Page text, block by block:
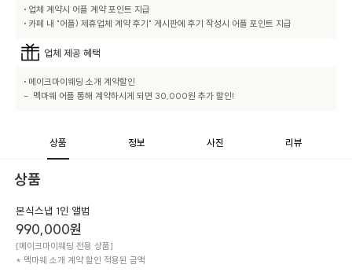
• 업체 계약시 어플 계약 포인트 지급
• 카페 내 "어플) 제휴업체 계약 후기" 게시판에 후기 작성시 어플 포인트 지급
업체 제공 혜택
• 메이크마이웨딩 소개 계약할인
-  멕마웨 어플 통해 계약하시게 되면 30,000원 추가 할인!
상품 정보 사진 리뷰
상품
본식스냅 1인 앨범
990,000원
[메이크마이웨딩 전용 상품]
* 멕마웨 소개 계약 할인 적용된 금액